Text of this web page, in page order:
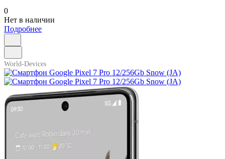
0
Нет в наличии
Подробнее
World-Devices